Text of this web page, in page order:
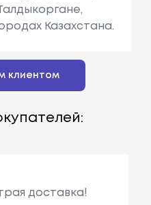
Казахстана.
клиентом
доставка!